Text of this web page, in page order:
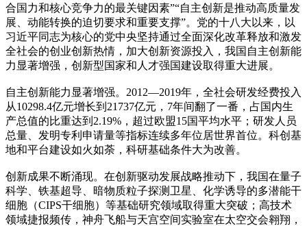
合国力和核心竞争力的最关键因素”“自主创新是推动高质量发
展、动能转换的迫切要求和重要支撑”。党的十八大以来，以
习近平同志为核心的党中央坚持通过全面深化改革释放和激发
全社会的创业创新热情，加大创新资源投入，我国自主创新能
力显著增强，创新型国家和人才强国建设取得重大进展。
自主创新能力显著增强。2012—2019年，全社会研发经费投入
从10298.4亿元增长到21737亿元，7年间翻了一番，占国内生
产总值的比重达到2.19%，超过欧盟15国平均水平；研发人员
总量、发明专利申请量等指标连续多年位居世界首位。科创基
地和平台建设如火如荼，科研基础条件大为改善。
创新成果不断涌现。在创新驱动发展战略推动下，我国在量子
科学、铁基超导、暗物质粒子探测卫星、化学诱导的多潜能干
细胞（CIPS干细胞）等基础研究领域取得重大突破；高技术
领域捷报频传，神舟飞船与天宫空间实验室在太空交会翱翔，